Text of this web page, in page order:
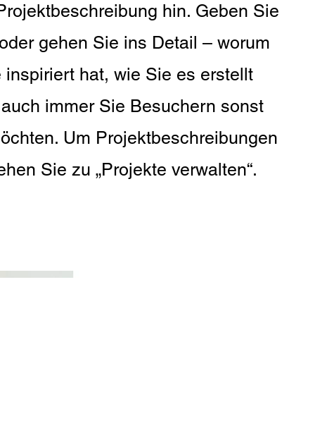
hin. Geben Sie
gehen Sie ins Detail – worum
inspiriert hat, wie Sie es erstellt
immer Sie Besuchern sonst
Um Projektbeschreibungen
Sie zu „Projekte verwalten“.